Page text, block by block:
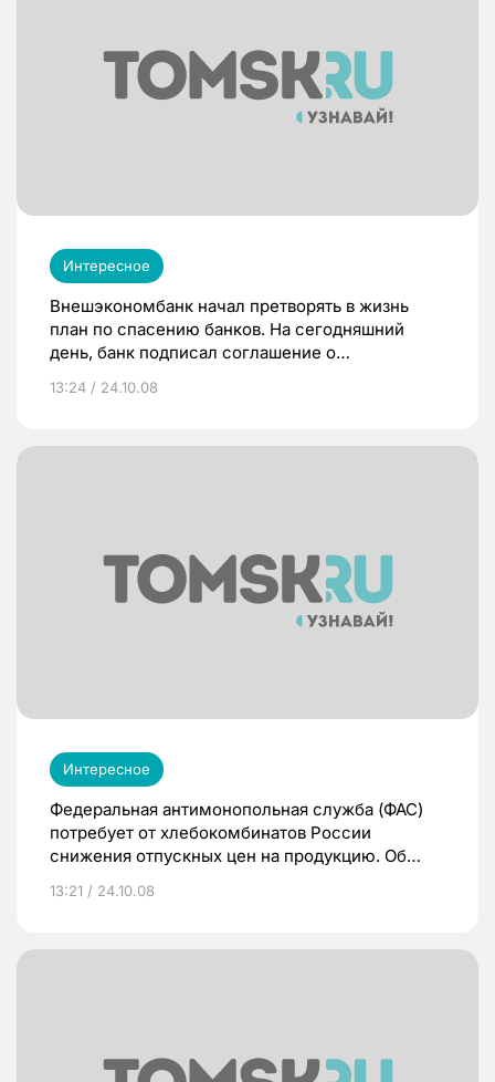
Интересное
Внешэкономбанк начал претворять в жизнь
план по спасению банков. На сегодняшний
день, банк подписал соглашение о
13:24 / 24.10.08
Интересное
Федеральная антимонопольная служба (ФАС)
потребует от хлебокомбинатов России
снижения отпускных цен на продукцию. Об
13:21 / 24.10.08